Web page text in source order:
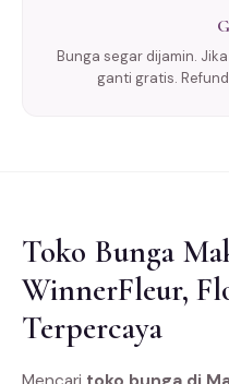
Bunga segar dijamin.
ganti gratis.
Toko Bunga
WinnerFleur,
Terpercaya